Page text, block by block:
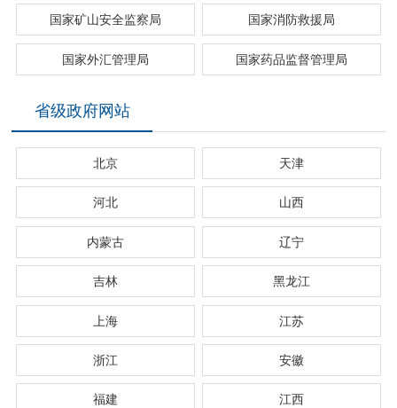
国家矿山安全监察局 国家消防救援局
国家外汇管理局 国家药品监督管理局
省级政府网站
北京 天津
河北 山西
内蒙古 辽宁
吉林 黑龙江
上海 江苏
浙江 安徽
福建 江西